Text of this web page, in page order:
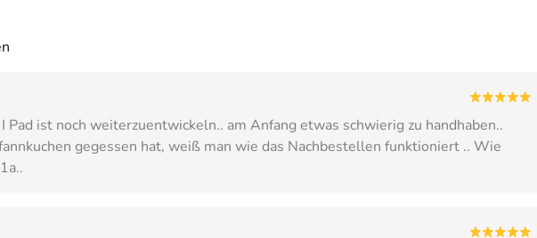
ist noch weiterzuentwickeln.. am Anfang etwas schwierig zu handhaben..
gegessen hat, weiß man wie das Nachbestellen funktioniert .. Wie